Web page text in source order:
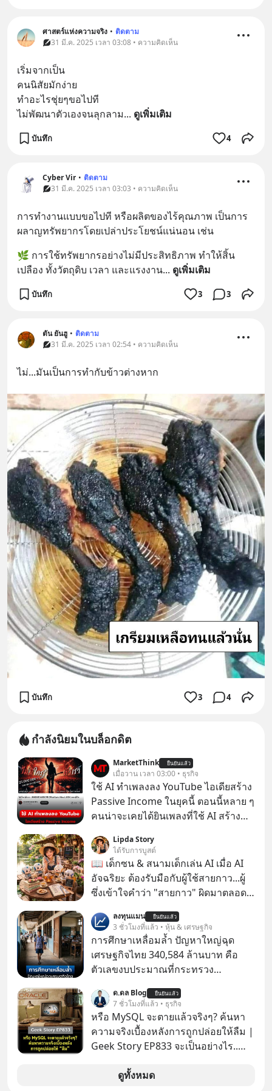
ศาสตร์แห่งความจริง • ติดตาม
31 มี.ค. 2025 เวลา 03:08 • ความคิดเห็น
เริ่มจากเป็น
คนนิสัยมักง่าย
ทำอะไรชุ่ยๆขอไปที
ไม่พัฒนาตัวเองจนลุกลาม... ดูเพิ่มเติม
บันทึก 4
Cyber Vir • ติดตาม
31 มี.ค. 2025 เวลา 03:03 • ความคิดเห็น
การทำงานแบบขอไปที หรือผลิตของไร้คุณภาพ เป็นการ
ผลาญทรัพยากรโดยเปล่าประโยชน์แน่นอน เช่น
🌿 การใช้ทรัพยากรอย่างไม่มีประสิทธิภาพ ทำให้สิ้น
เปลือง ทั้งวัตถุดิบ เวลา และแรงงาน... ดูเพิ่มเติม
บันทึก 3 3
ตัน ยันฮู • ติดตาม
31 มี.ค. 2025 เวลา 02:54 • ความคิดเห็น
ไม่...มันเป็นการทำกับข้าวต่างหาก
บันทึก 3 4
กำลังนิยมในบล็อกดิต
MarketThink ยืนยันแล้ว
เมื่อวาน เวลา 03:00 • ธุรกิจ
ใช้ AI ทำเพลงลง YouTube ไอเดียสร้าง
Passive Income ในยุคนี้ ตอนนี้หลาย ๆ
คนน่าจะเคยได้ยินเพลงที่ใช้ AI สร้าง
รู้ตัวเรา” จากช่องชื่อว่า UNHEARD
MUSIC ที่ตอนนี้มียอดรับชมกว่า 26
ล้านครั้งแล้ว
Lipda Story
ได้รับการบูสต์
📖 เด็กซน & สนามเด็กเล่น AI เมื่อ AI
อัจฉริยะ ต้องรับมือกับผู้ใช้สายกาว...ผู้
ซึ่งเข้าใจคำว่า "สายกาว" ผิดมาตลอด
ลงทุนแมน ยืนยันแล้ว
3 ชั่วโมงที่แล้ว • หุ้น & เศรษฐกิจ
การศึกษาเหลื่อมล้ำ ปัญหาใหญ่ฉุด
เศรษฐกิจไทย 340,584 ล้านบาท คือ
ตัวเลขงบประมาณที่กระทรวง
รายจ่ายประจำปี 2568 ซึ่งมากที่สุดเป็น
อันดับ 2 รองจากกระทรวงการคลัง
ด.ดล Blog ยืนยันแล้ว
7 ชั่วโมงที่แล้ว • ธุรกิจ
หรือ MySQL จะตายแล้วจริงๆ? ค้นหา
ความจริงเบื้องหลังการถูกปล่อยให้ลืม |
Geek Story EP833 จะเป็นอย่างไร..
กว่าครึ่งโลก ถูกมหาเศรษฐีคู่แข่งทุ่มเงิน
ดูทั้งหมด